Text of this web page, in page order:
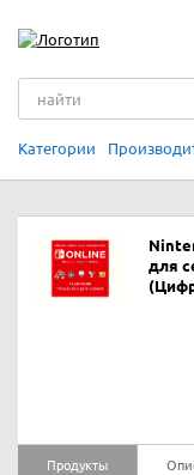
Категории
для
Продукты